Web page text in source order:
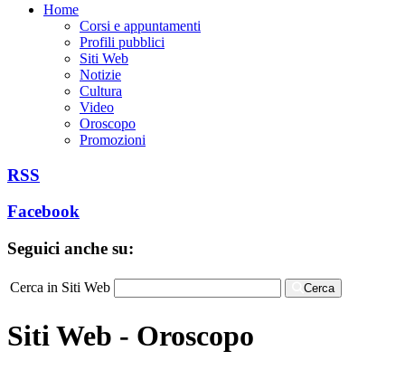
Home
Corsi e appuntamenti
Profili pubblici
Siti Web
Notizie
Cultura
Video
Oroscopo
Promozioni
RSS
Facebook
Seguici anche su:
Cerca in Siti Web Cerca
Siti Web - Oroscopo